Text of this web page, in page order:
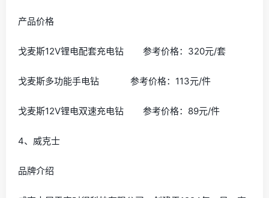
3、戈麦斯
品牌介绍
戈麦斯是一家集研发、制造、销售于一体的五金制造商，
提供了众多顶级五金工具。每年其产品都在以成倍的增长